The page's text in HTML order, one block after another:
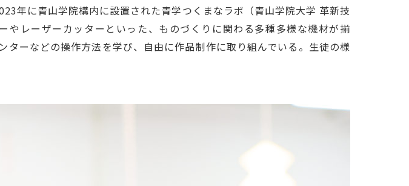
年に青山学院構内に設置された青学つくまなラボ（青山学院大学 革新技
レーザーカッターといった、ものづくりに関わる多種多様な機材が揃
ーなどの操作方法を学び、自由に作品制作に取り組んでいる。生徒の様